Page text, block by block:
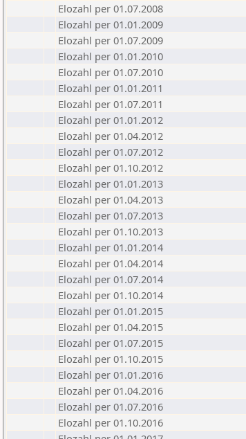
Elozahl per 01.07.2008
Elozahl per 01.01.2009
Elozahl per 01.07.2009
Elozahl per 01.01.2010
Elozahl per 01.07.2010
Elozahl per 01.01.2011
Elozahl per 01.07.2011
Elozahl per 01.01.2012
Elozahl per 01.04.2012
Elozahl per 01.07.2012
Elozahl per 01.10.2012
Elozahl per 01.01.2013
Elozahl per 01.04.2013
Elozahl per 01.07.2013
Elozahl per 01.10.2013
Elozahl per 01.01.2014
Elozahl per 01.04.2014
Elozahl per 01.07.2014
Elozahl per 01.10.2014
Elozahl per 01.01.2015
Elozahl per 01.04.2015
Elozahl per 01.07.2015
Elozahl per 01.10.2015
Elozahl per 01.01.2016
Elozahl per 01.04.2016
Elozahl per 01.07.2016
Elozahl per 01.10.2016